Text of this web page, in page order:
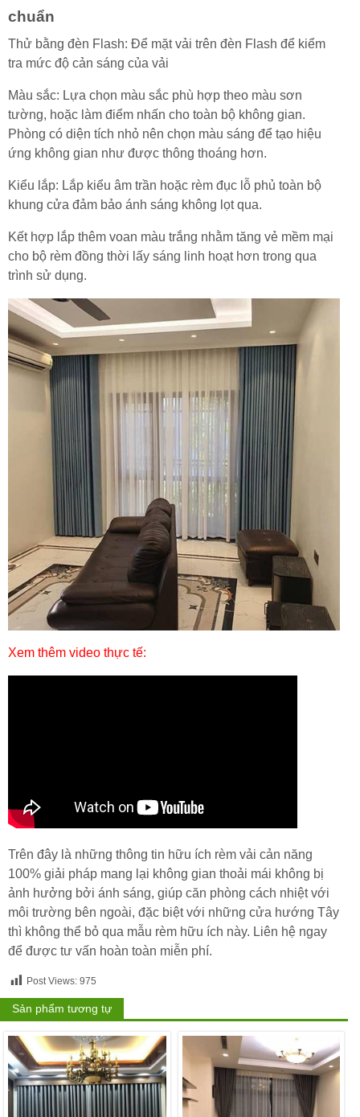
chuẩn
Thử bằng đèn Flash: Để mặt vải trên đèn Flash để kiểm
tra mức độ cản sáng của vải
Màu sắc: Lựa chọn màu sắc phù hợp theo màu sơn
tường, hoặc làm điểm nhấn cho toàn bộ không gian.
Phòng có diện tích nhỏ nên chọn màu sáng để tạo hiệu
ứng không gian như được thông thoáng hơn.
Kiểu lắp: Lắp kiểu âm trần hoặc rèm đục lỗ phủ toàn bộ
khung cửa đảm bảo ánh sáng không lọt qua.
Kết hợp lắp thêm voan màu trắng nhằm tăng vẻ mềm mại
cho bộ rèm đồng thời lấy sáng linh hoạt hơn trong qua
trình sử dụng.
Xem thêm video thực tế:
Trên đây là những thông tin hữu ích rèm vải cản năng
100% giải pháp mang lại không gian thoải mái không bị
ảnh hưởng bởi ánh sáng, giúp căn phòng cách nhiệt với
môi trường bên ngoài, đặc biệt với những cửa hướng Tây
thì không thể bỏ qua mẫu rèm hữu ích này. Liên hệ ngay
để được tư vấn hoàn toàn miễn phí.
Post Views: 975
Sản phẩm tương tự